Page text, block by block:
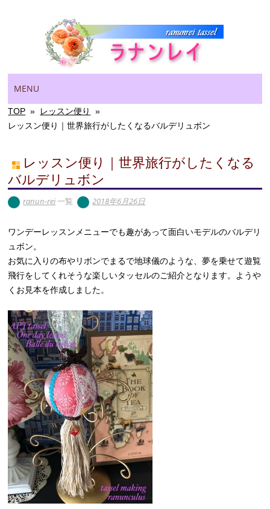
Main menu
to
content
MENU
TOP » レッスン便り
»
レッスン便り｜世界旅行がしたくなるバルデリュボン
レッスン便り｜世界旅行がしたくなる
バルデリュボン
ranun-rei一覧 2018年6月26日
ワンデーレッスンメニューでも趣があって面白いモデルのバルデリ
ュボン。
お気に入りの布やリボンでまるで地球儀のような、夢を乗せて遊覧
飛行をしてくれそうな楽しいタッセルのご紹介となります。ようや
くお見本を作成しました。